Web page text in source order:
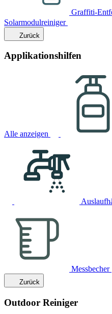
Graffiti-
Solarmodulreiniger
Zurück
Applikationshilfen
Alle anzeigen
Messbecher
Zurück
Outdoor Reiniger